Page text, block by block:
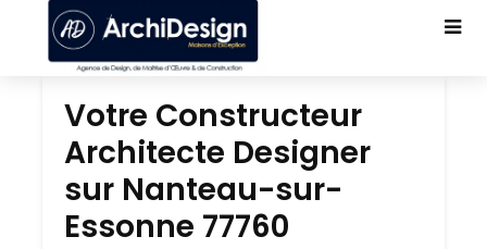
Votre Constructeur
Architecte Designer
sur Nanteau-sur-
Essonne 77760